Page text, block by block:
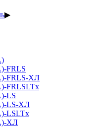
▶
FRLS
FRLS-ХЛ
FRLSLTx
LS
LS-ХЛ
LSLTx
ХЛ